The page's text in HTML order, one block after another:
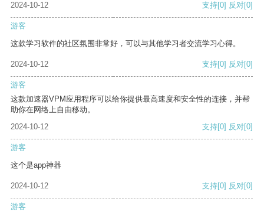
2024-10-12
支持[0] 反对[0]
游客
这款学习软件的社区氛围非常好，可以与其他学习者交流学习心得。
2024-10-12 支持[0] 反对[0]
游客
这款加速器VPM应用程序可以给你提供最高速度和安全性的连接，并帮
助你在网络上自由移动。
2024-10-12
支持[0] 反对[0]
游客
这个是app神器
2024-10-12 支持[0] 反对[0]
游客